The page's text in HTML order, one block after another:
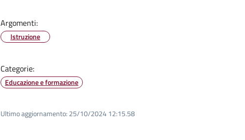
Argomenti:
Istruzione
Categorie:
Educazione e formazione
Ultimo aggiornamento: 25/10/2024 12:15.58